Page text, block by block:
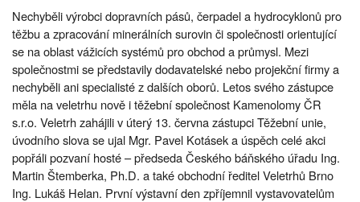
Nechyběli výrobci dopravních pásů, čerpadel a hydrocyklonů pro
těžbu a zpracování minerálních surovin či společnosti orientující
se na oblast vážicích systémů pro obchod a průmysl. Mezi
společnostmi se představily dodavatelské nebo projekční firmy a
nechyběli ani specialisté z dalších oborů. Letos svého zástupce
měla na veletrhu nově i těžební společnost Kamenolomy ČR
s.r.o. Veletrh zahájili v úterý 13. června zástupci Těžební unie,
úvodního slova se ujal Mgr. Pavel Kotásek a úspěch celé akci
popřáli pozvaní hosté – předseda Českého báňského úřadu Ing.
Martin Štemberka, Ph.D. a také obchodní ředitel Veletrhů Brno
Ing. Lukáš Helan. První výstavní den zpříjemnil vystavovatelům